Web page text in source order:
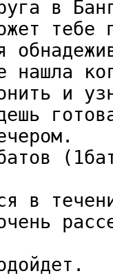
в
тебе
нашла
и
в